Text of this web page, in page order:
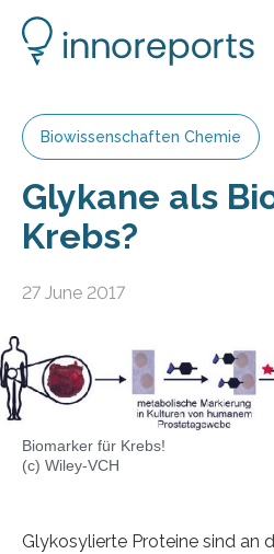
Biowissenschaften Chemie
Glykane als
Krebs?
27 June 2017
Biomarker für Krebs!
(c) Wiley-VCH
Glykosylierte Proteine sind an